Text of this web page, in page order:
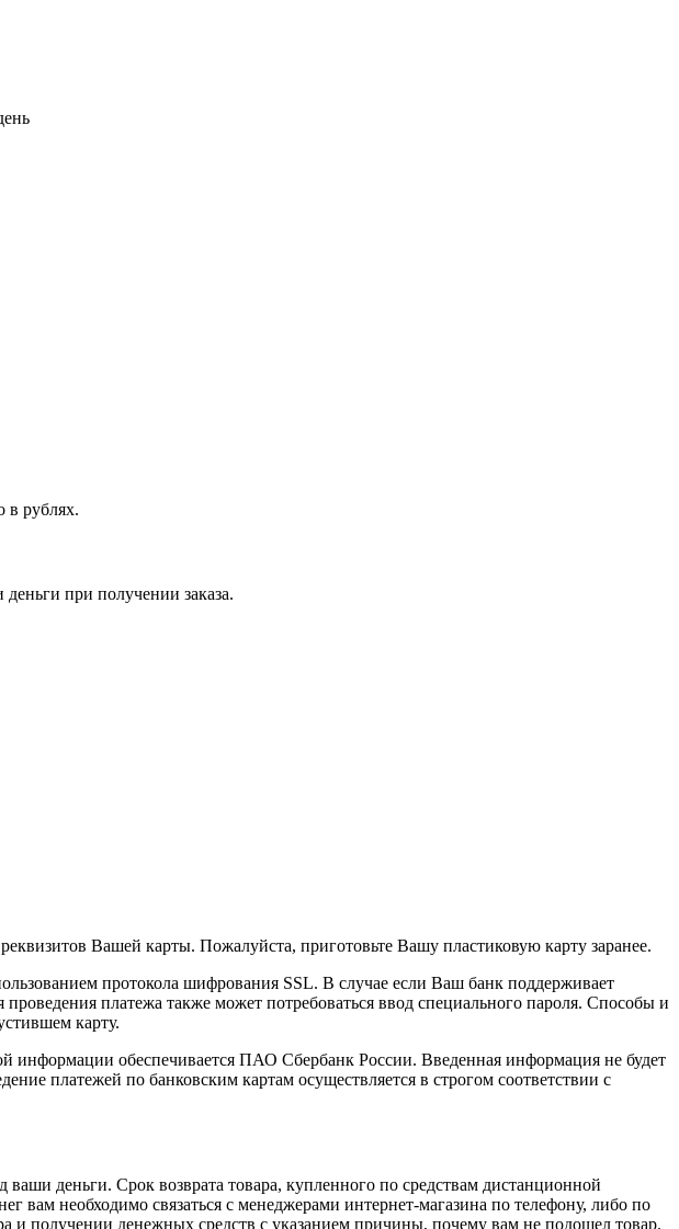
в рублях.
при получении заказа.
Вашей карты. Пожалуйста, приготовьте Вашу пластиковую карту заранее.
протокола шифрования SSL. В случае если Ваш банк поддерживает
платежа также может потребоваться ввод специального пароля. Способы и
карту.
информации обеспечивается ПАО Сбербанк России. Введенная информация не будет
платежей по банковским картам осуществляется в строгом соответствии с
деньги. Срок возврата товара, купленного по средствам дистанционной
вам необходимо связаться с менеджерами интернет-магазина по телефону, либо по
и получении денежных средств с указанием причины, почему вам не подошел товар.